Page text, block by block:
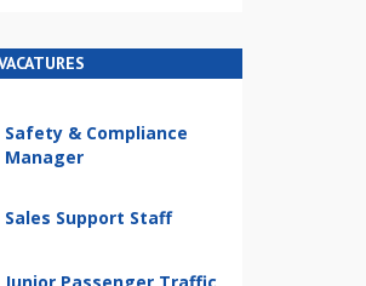
Safety & Compliance
Manager
Sales Support Staff